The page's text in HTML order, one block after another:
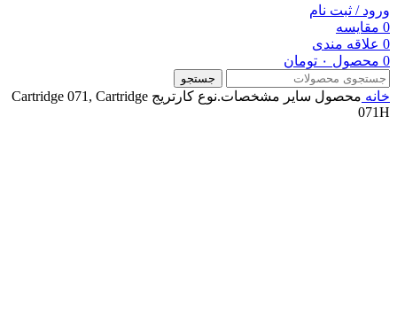
ورود / ثبت نام
0 مقایسه
0 علاقه مندی
0 محصول ۰ تومان
جستجو
خانه محصول سایر مشخصات.نوع کارتریج Cartridge 071, Cartridge
071H